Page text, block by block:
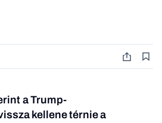
a Trump-
kellene térnie a